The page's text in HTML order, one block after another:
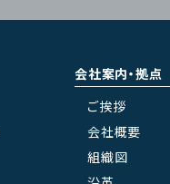
会社案内・拠点
ご挨拶
会社概要
組織図